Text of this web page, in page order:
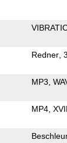
Redner
MP3
MP4